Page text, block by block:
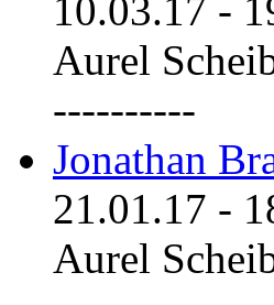
10.03.17 -
Aurel
----------
Jonathan
21.01.17 -
Aurel